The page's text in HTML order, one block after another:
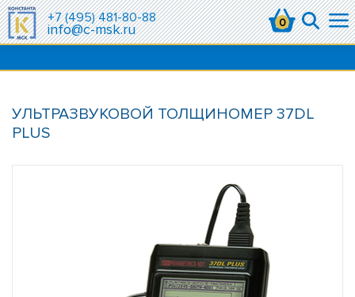
0
+7 (495) 481-80-88
info@c-msk.ru
УЛЬТРАЗВУКОВОЙ ТОЛЩИНОМЕР 37DL
PLUS